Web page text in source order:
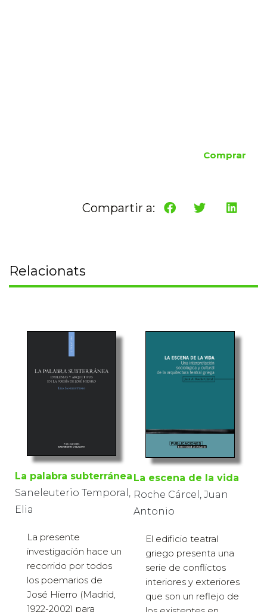
Comprar
Compartir a:
Relacionats
La palabra subterránea
Saneleuterio Temporal,
Elia
La presente
investigación hace un
recorrido por todos
los poemarios de
José Hierro (Madrid,
1922-2002) para
La escena de la vida
Roche Cárcel, Juan
Antonio
El edificio teatral
griego presenta una
serie de conflictos
interiores y exteriores
que son un reflejo de